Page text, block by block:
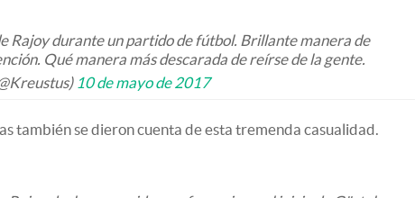
Rajoy durante un partido de fútbol. Brillante manera de
Qué manera más descarada de reírse de la gente.
10 de mayo de 2017
también se dieron cuenta de esta tremenda casualidad.